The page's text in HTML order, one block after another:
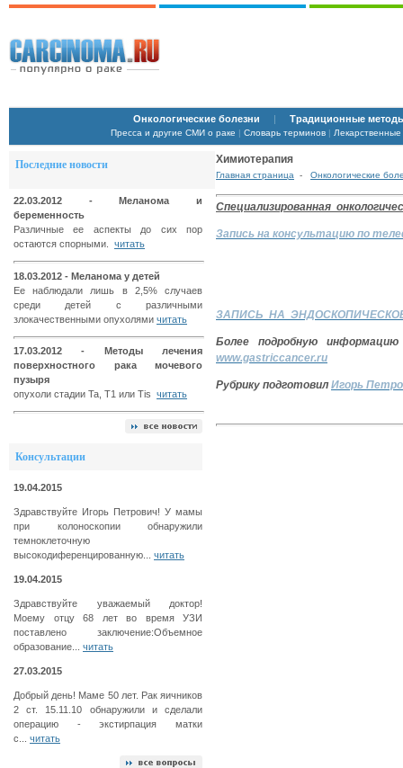
Онкологические болезни | Традиционные
Пресса и другие СМИ о раке | Словарь терминов| Лекарственные
Последние новости
22.03.2012 - Меланома и
беременность
Различные ее аспекты до сих пор
остаются спорными. читать
18.03.2012 - Меланома у детей
Ее наблюдали лишь в 2,5% случаев
среди детей с различными
злокачественными опухолями читать
17.03.2012 - Методы лечения
поверхностного рака мочевого
пузыря
опухоли стадии Ta, T1 или Tis читать
Консультации
19.04.2015
Здравствуйте Игорь Петрович! У мамы
при колоноскопии обнаружили
темноклеточную
высокодиференцированную... читать
19.04.2015
Здравствуйте уважаемый доктор!
Моему отцу 68 лет во время УЗИ
поставлено заключение:Объемное
образование... читать
27.03.2015
Добрый день! Маме 50 лет. Рак яичников
2 ст. 15.11.10 обнаружили и сделали
операцию - экстирпация матки
с... читать
Химиотерапия
Главная страница - Онкологические
Специализированная
Запись на консультацию по
ЗАПИСЬ НА
Более подробную
www.gastriccancer.ru
Рубрику подготовилИгорь